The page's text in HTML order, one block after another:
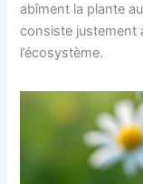
abîment la plante
consiste justement
l’écosystème.